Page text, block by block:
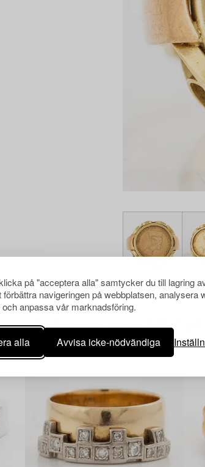
på "acceptera alla" samtycker du till lagring
förbättra navigeringen på webbplatsen, analysera
anpassa vår marknadsföring.
alla Avvisa icke-nödvändiga
Andra har även tittat på